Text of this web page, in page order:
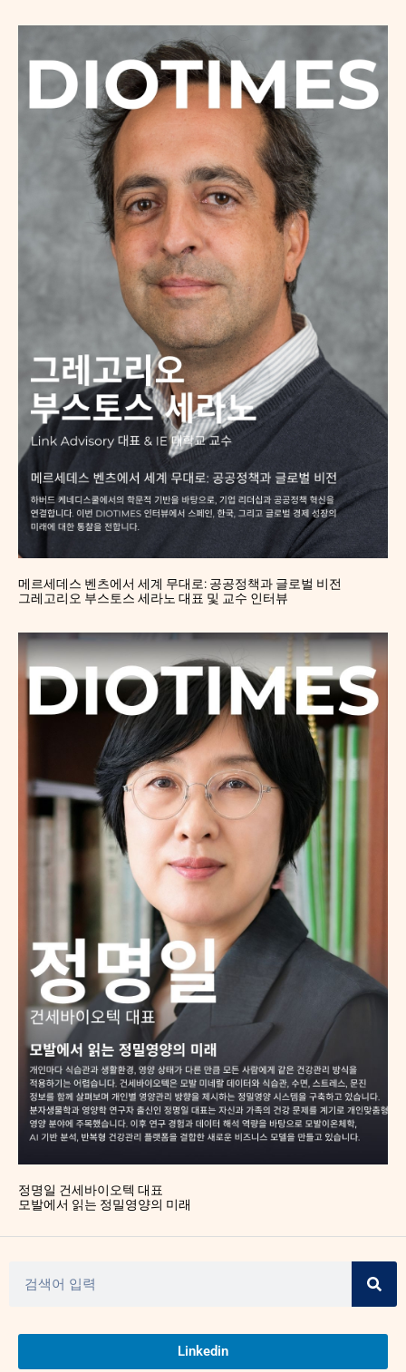
메르세데스 벤츠에서 세계 무대로: 공공정책과 글로벌 비전
그레고리오 부스토스 세라노 대표 및 교수 인터뷰
정명일 건세바이오텍 대표
모발에서 읽는 정밀영양의 미래
Linkedin